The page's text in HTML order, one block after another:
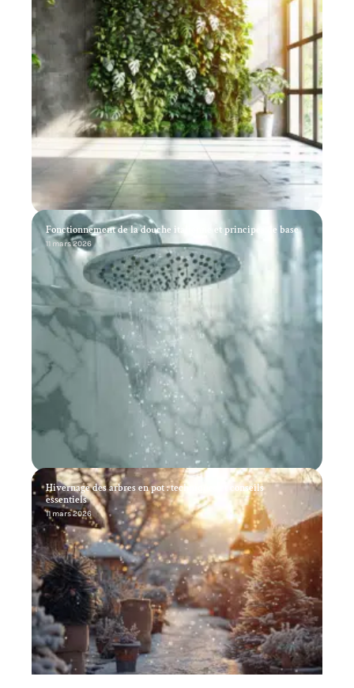
Fonctionnement de la douche italienne et principes de base
11 mars 2026
Hivernage des arbres en pot : techniques et conseils
essentiels
11 mars 2026